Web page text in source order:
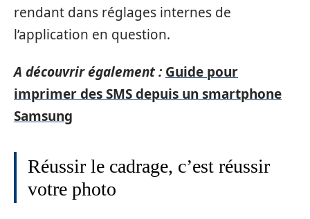
rendant dans réglages internes de
l’application en question.
A découvrir également : Guide pour
imprimer des SMS depuis un smartphone
Samsung
Réussir le cadrage, c’est réussir
votre photo